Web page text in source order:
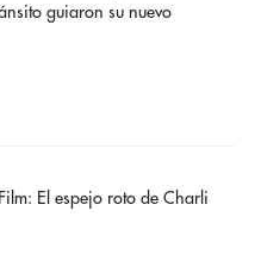
guiaron su nuevo
El espejo roto de Charli